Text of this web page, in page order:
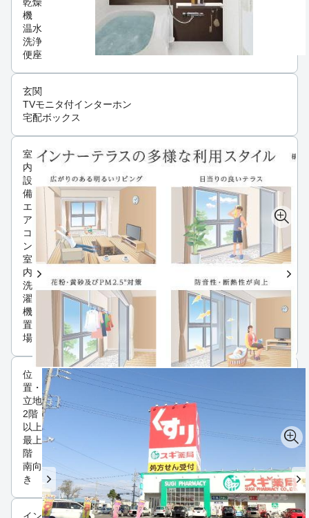
機
温水
洗浄
便座
玄関
TVモニタ付インターホン
宅配ボックス
室
内
設
備
エ
ア
コ
ン
室
内
洗
濯
機
置
場
位
置・
立地
2階
以上
最上
階
南向
き
インフラ